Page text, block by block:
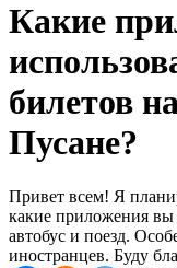
Какие
билетов
Пусане?
Привет всем! Я
какие приложения вы
автобус и поезд.
иностранцев. Буду